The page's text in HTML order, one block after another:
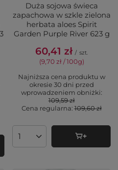
Duża sojowa świeca
zapachowa w szkle zielona
herbata aloes Spirit
Garden Purple River 623 g
60,41 zł / szt.
(9,70 zł / 100g)
Najniższa cena produktu w
okresie 30 dni przed
wprowadzeniem obniżki:
109,59 zł
Cena regularna:109,60 zł
Ilość produktów